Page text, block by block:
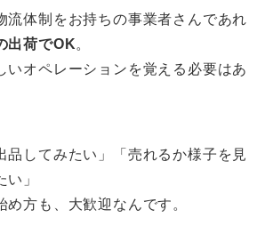
流体制をお持ちの事業者さんであれ
出荷でOK。
いオペレーションを覚える必要はあ
品してみたい」「売れるか様子を見
」
め方も、大歓迎なんです。